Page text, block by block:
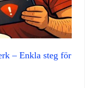
– Enkla steg för